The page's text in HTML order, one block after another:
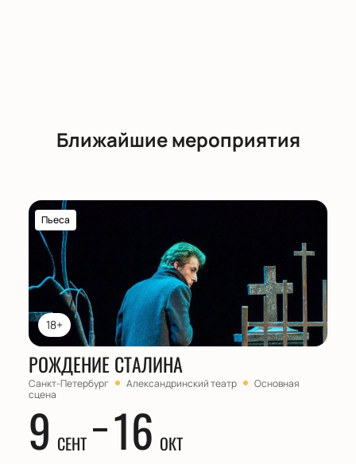
Ближайшие мероприятия
18+
Пьеса
РОЖДЕНИЕ СТАЛИНА
Санкт-Петербург Александринский театр
Основная
сцена
9 СЕНТ 16 ОКТ